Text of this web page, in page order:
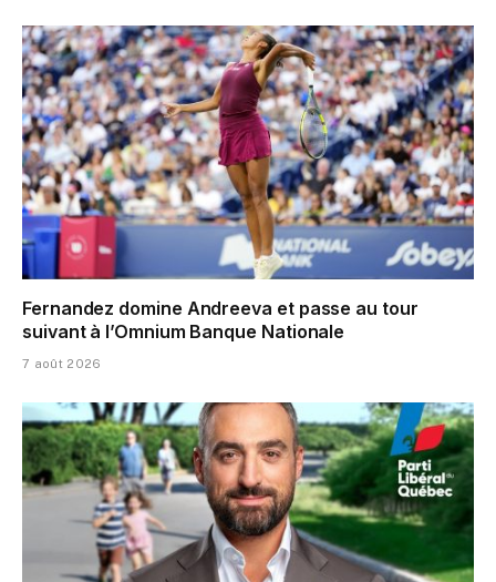
Fernandez domine Andreeva et passe au tour
suivant à l’Omnium Banque Nationale
7 août 2026